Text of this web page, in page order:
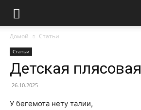
Домой Статьи
Статьи
Детская плясовая
26.10.2025
У бегемота нету талии,